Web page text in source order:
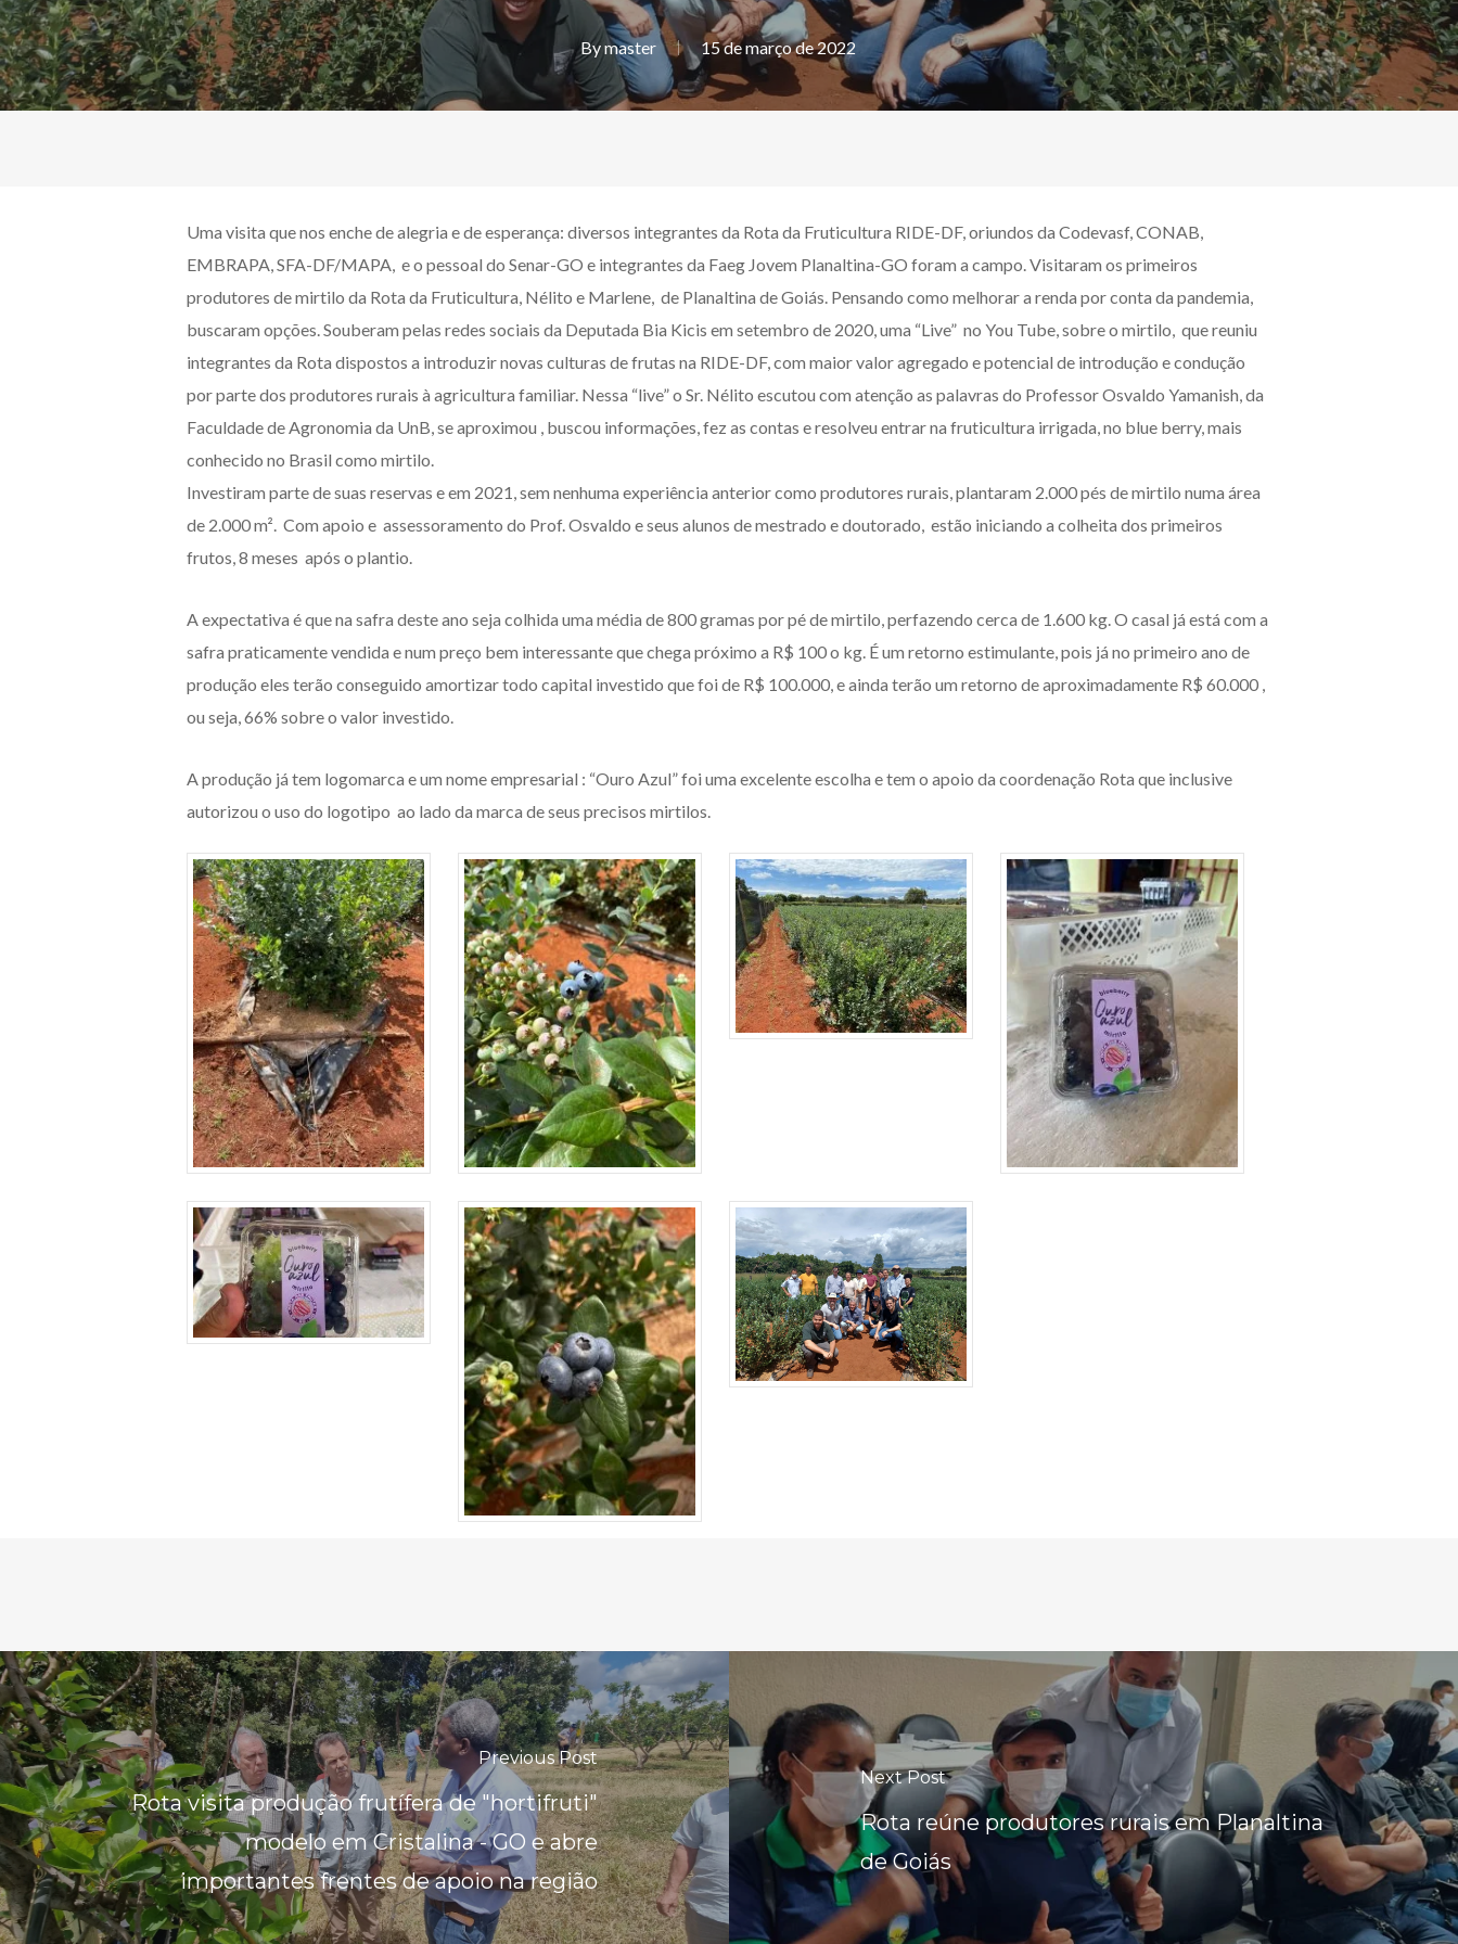
Bymaster 15 de março de 2022
Uma visita que nos enche de alegria e de esperança: diversos integrantes da Rota da Fruticultura RIDE-DF, oriundos da Codevasf, CONAB,
EMBRAPA, SFA-DF/MAPA, e o pessoal do Senar-GO e integrantes da Faeg Jovem Planaltina-GO foram a campo. Visitaram os primeiros
produtores de mirtilo da Rota da Fruticultura, Nélito e Marlene, de Planaltina de Goiás. Pensando como melhorar a renda por conta da pandemia,
buscaram opções. Souberam pelas redes sociais da Deputada Bia Kicis em setembro de 2020, uma “Live” no You Tube, sobre o mirtilo, que reuniu
integrantes da Rota dispostos a introduzir novas culturas de frutas na RIDE-DF, com maior valor agregado e potencial de introdução e condução
por parte dos produtores rurais à agricultura familiar. Nessa “live” o Sr. Nélito escutou com atenção as palavras do Professor Osvaldo Yamanish, da
Faculdade de Agronomia da UnB, se aproximou , buscou informações, fez as contas e resolveu entrar na fruticultura irrigada, no blue berry, mais
conhecido no Brasil como mirtilo.
Investiram parte de suas reservas e em 2021, sem nenhuma experiência anterior como produtores rurais, plantaram 2.000 pés de mirtilo numa área
de 2.000 m². Com apoio e assessoramento do Prof. Osvaldo e seus alunos de mestrado e doutorado, estão iniciando a colheita dos primeiros
frutos, 8 meses após o plantio.
A expectativa é que na safra deste ano seja colhida uma média de 800 gramas por pé de mirtilo, perfazendo cerca de 1.600 kg. O casal já está com a
safra praticamente vendida e num preço bem interessante que chega próximo a R$ 100 o kg. É um retorno estimulante, pois já no primeiro ano de
produção eles terão conseguido amortizar todo capital investido que foi de R$ 100.000, e ainda terão um retorno de aproximadamente R$ 60.000 ,
ou seja, 66% sobre o valor investido.
A produção já tem logomarca e um nome empresarial : “Ouro Azul” foi uma excelente escolha e tem o apoio da coordenação Rota que inclusive
autorizou o uso do logotipo ao lado da marca de seus precisos mirtilos.
Previous Post
Rota visita produção frutífera de "hortifruti"
modelo em Cristalina - GO e abre
importantes frentes de apoio na região
Next Post
Rota reúne produtores rurais em Planaltina
de Goiás